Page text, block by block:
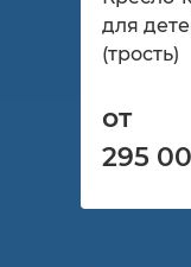
для
(трость)
от
295